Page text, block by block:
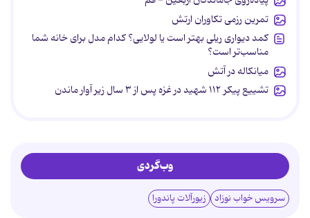
تمرین رزمی تکاوران ارتش
کمد دیواری ریلی بهتر است یا لولایی؟ کدام مدل برای خانه شما
مناسب‌تر است؟
میانکاله در آتش
تشییع پیکر ۱۱۲ شهید در غزه پس از ۳ سال زیر آوار ماندن
وب‌گردی
سرویس خواب نوزاد زیورآلات پاندورا